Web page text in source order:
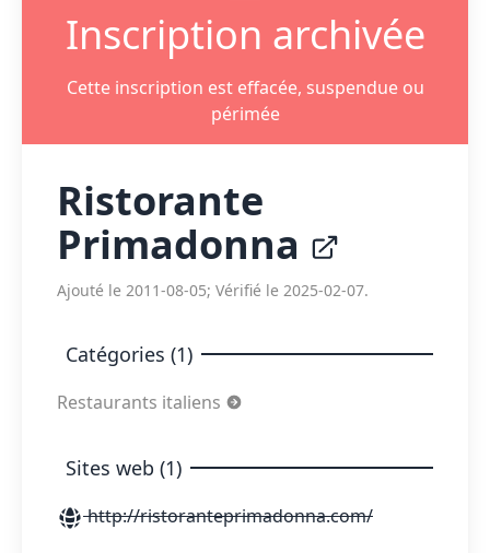
Inscription archivée
Cette inscription est effacée, suspendue ou
périmée
Ristorante
Primadonna
Ajouté le 2011-08-05; Vérifié le 2025-02-07.
Catégories (1)
Restaurants italiens
Sites web (1)
http://ristoranteprimadonna.com/